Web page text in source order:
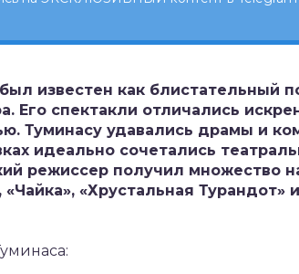
известен как блистательный
Его спектакли отличались
Туминасу удавались драмы и
идеально сочетались
режиссер получил множество
«Хрустальная Турандот»